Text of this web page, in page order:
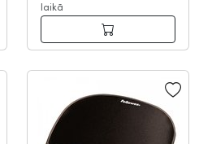
laikā